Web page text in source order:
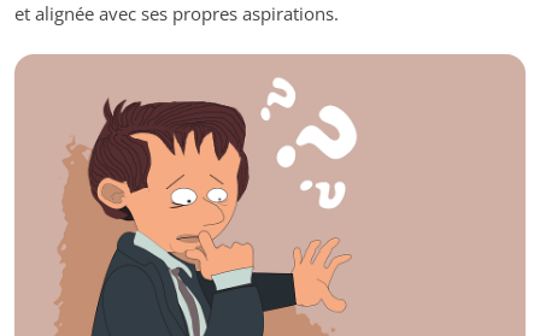
et alignée avec ses propres aspirations.